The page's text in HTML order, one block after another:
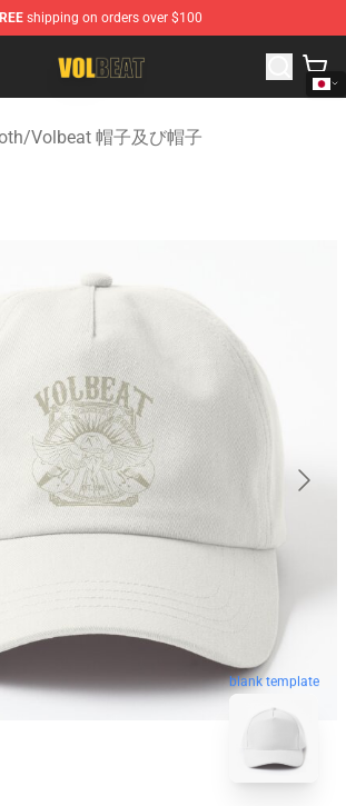
shipping on orders over $100
- Official Volbeat Merchandise Store
/Volbeat 帽子及び帽子
blank template